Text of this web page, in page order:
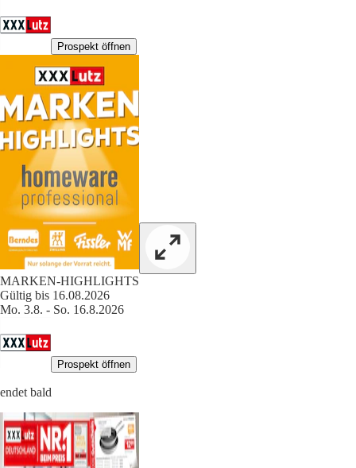
Prospekt öffnen
MARKEN-HIGHLIGHTS
Gültig bis 16.08.2026
Mo. 3.8. - So. 16.8.2026
Prospekt öffnen
endet bald